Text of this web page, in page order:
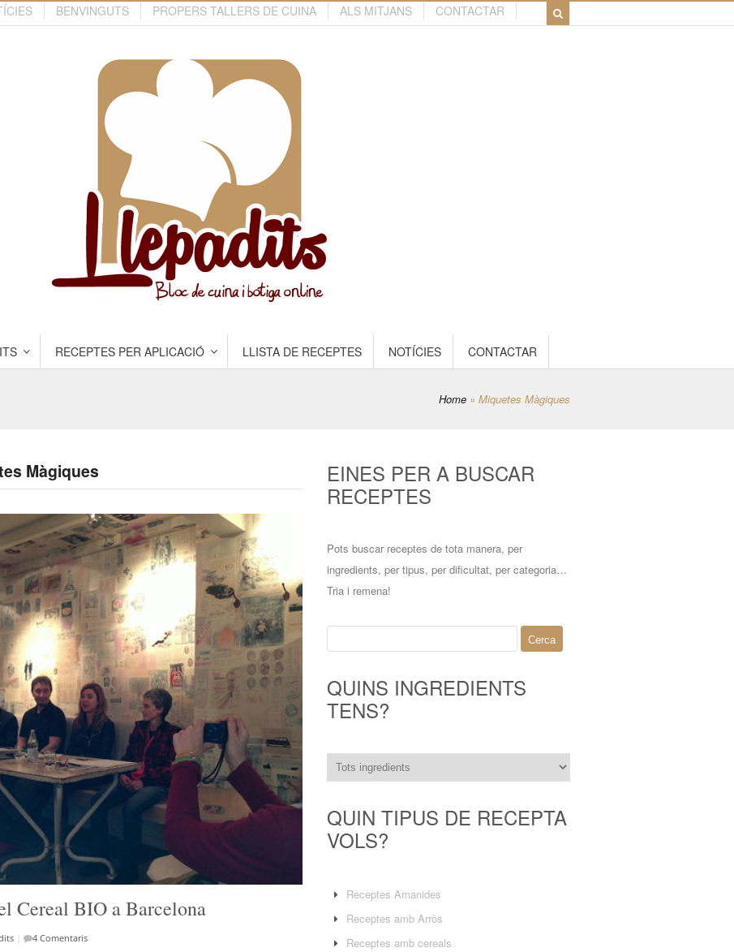
BENVINGUTS PROPERS TALLERS DE CUINA ALS MITJANS CONTACTAR
RECEPTES PER APLICACIÓ LLISTA DE RECEPTES NOTÍCIES CONTACTAR
Home » Miquetes Màgiques
Màgiques
Cereal BIO a Barcelona
4 Comentaris
EINES PER A BUSCAR
RECEPTES
Pots buscar receptes de tota manera, per
ingredients, per tipus, per dificultat, per categoria…
Tria i remena!
QUINS INGREDIENTS
TENS?
QUIN TIPUS DE RECEPTA
VOLS?
Receptes Amanides
Receptes amb Arròs
Receptes amb cereals